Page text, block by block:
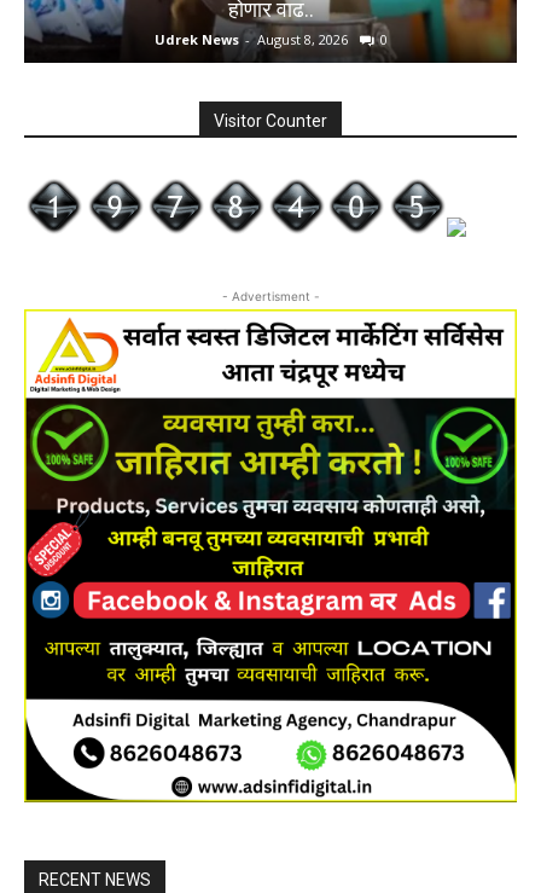
होणार वाढ..
Udrek News - August 8, 2026 0
Visitor Counter
- Advertisment -
RECENT NEWS